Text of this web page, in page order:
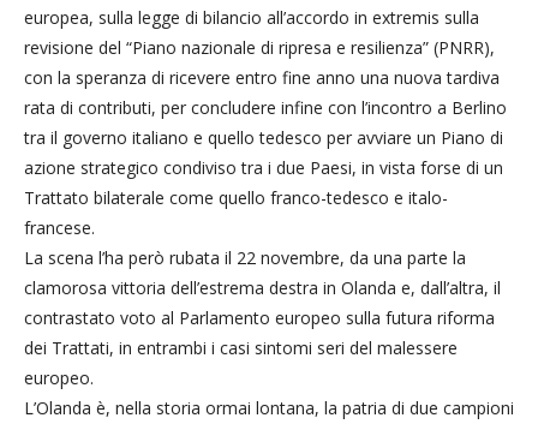
europea, sulla legge di bilancio all’accordo in extremis sulla
revisione del “Piano nazionale di ripresa e resilienza” (PNRR),
con la speranza di ricevere entro fine anno una nuova tardiva
rata di contributi, per concludere infine con l’incontro a Berlino
tra il governo italiano e quello tedesco per avviare un Piano di
azione strategico condiviso tra i due Paesi, in vista forse di un
Trattato bilaterale come quello franco-tedesco e italo-
francese.
La scena l’ha però rubata il 22 novembre, da una parte la
clamorosa vittoria dell’estrema destra in Olanda e, dall’altra, il
contrastato voto al Parlamento europeo sulla futura riforma
dei Trattati, in entrambi i casi sintomi seri del malessere
europeo.
L’Olanda è, nella storia ormai lontana, la patria di due campioni